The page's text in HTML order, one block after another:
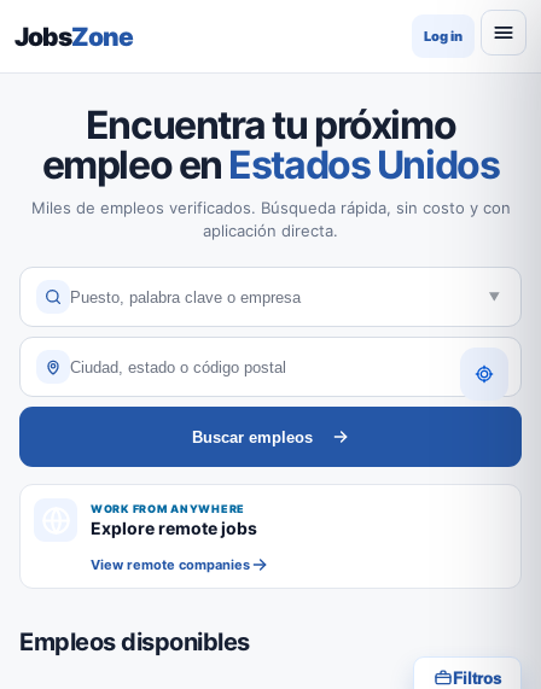
JobsZone Log in
Encuentra tu próximo
empleo en Estados Unidos
Miles de empleos verificados. Búsqueda rápida, sin costo y con
aplicación directa.
Buscar empleos
WORK FROM ANYWHERE
Explore remote jobs
View remote companies
Empleos disponibles
Filtros